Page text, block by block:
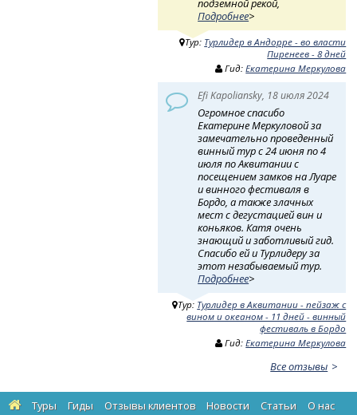
подземной рекой,
Подробнее>
Тур: Турлидер в Андорре - во власти
Пиренеев - 8 дней
Гид:Екатерина Меркулова
Efi Kapoliansky, 18 июля 2024
Огромное спасибо
Екатерине Меркуловой за
замечательно проведенный
винный тур с 24 июня по 4
июля по Аквитании с
посещением замков на Луаре
и винного фестиваля в
Бордо, а также злачных
мест с дегустацией вин и
коньяков. Катя очень
знающий и заботливый гид.
Спасибо ей и Турлидеру за
этот незабываемый тур.
Подробнее>
Тур: Турлидер в Аквитании - пейзаж с
вином и океаном - 11 дней - винный
фестиваль в Бордо
Гид:Екатерина Меркулова
Все отзывы
Туры Гиды Отзывы клиентов Новости Статьи О нас